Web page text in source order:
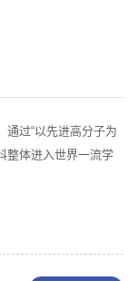
通过“以先进高分子为
整体进入世界一流学